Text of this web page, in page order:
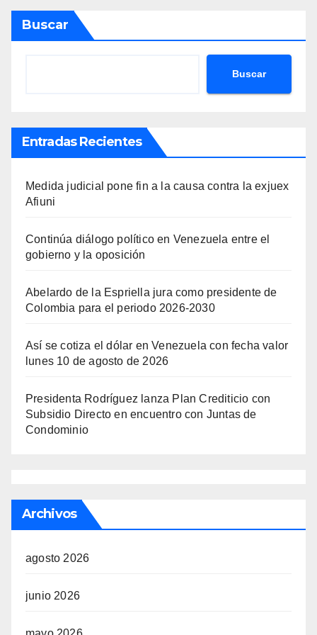
Buscar
Buscar
Entradas Recientes
Medida judicial pone fin a la causa contra la exjuex
Afiuni
Continúa diálogo político en Venezuela entre el
gobierno y la oposición
Abelardo de la Espriella jura como presidente de
Colombia para el periodo 2026-2030
Así se cotiza el dólar en Venezuela con fecha valor
lunes 10 de agosto de 2026
Presidenta Rodríguez lanza Plan Crediticio con
Subsidio Directo en encuentro con Juntas de
Condominio
Archivos
agosto 2026
junio 2026